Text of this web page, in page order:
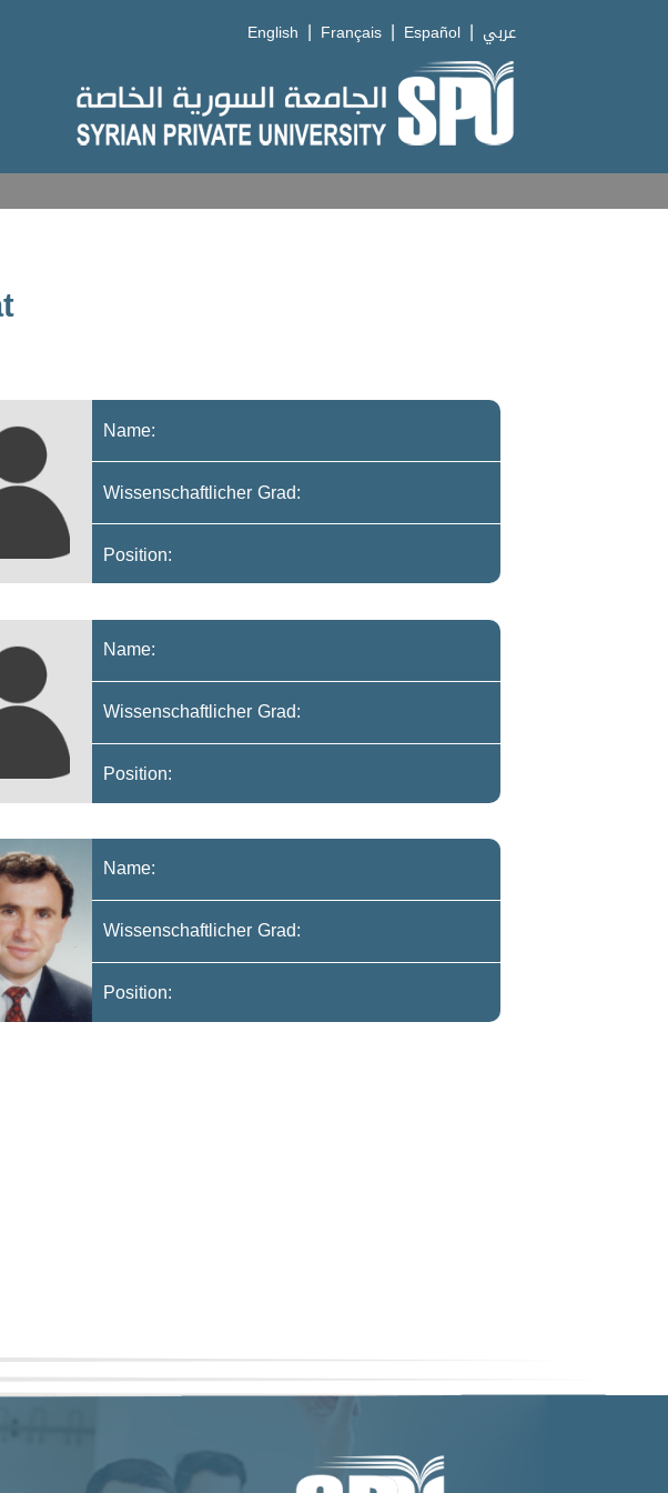
English | Français | Español | عربي
Name:
Wissenschaftlicher Grad:
Position:
Name:
Wissenschaftlicher Grad:
Position:
Name:
Wissenschaftlicher Grad:
Position: